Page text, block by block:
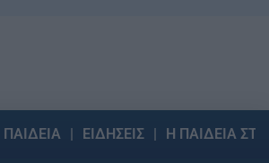
ΠΑΙΔΕΙΑ ΕΙΔΗΣΕΙΣ Η ΠΑΙΔΕΙΑ